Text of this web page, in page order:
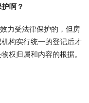
啊？
力受法律保护的，但房
构实行统一的登记后才
权归属和内容的根据。